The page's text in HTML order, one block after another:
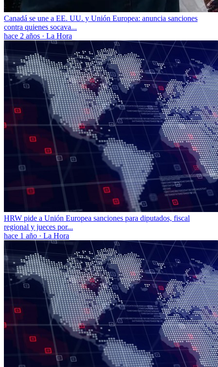
Canadá se une a EE. UU. y Unión Europea: anuncia sanciones
contra quienes socava...
hace 2 años · La Hora
HRW pide a Unión Europea sanciones para diputados, fiscal
regional y jueces por...
hace 1 año · La Hora